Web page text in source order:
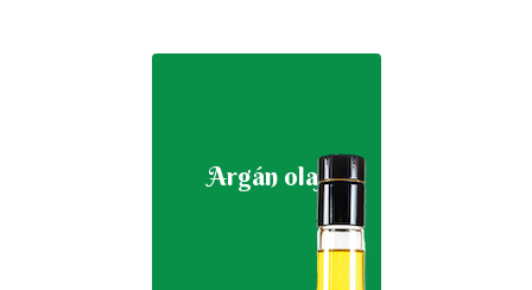
Argán olaj